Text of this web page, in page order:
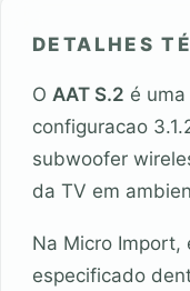
DETALHES
O AAT S.2 é
configuracao
subwoofer
da TV em
Na Micro Import,
especificado